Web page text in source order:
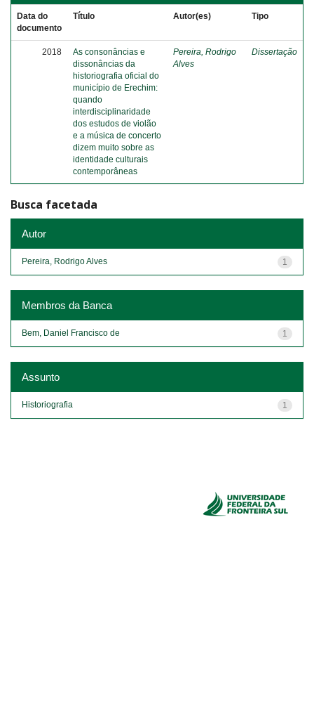
Data do
documento
Título Autor(es) Tipo
2018
As consonâncias e
dissonâncias da
historiografia oficial do
município de Erechim:
quando
interdisciplinaridade
dos estudos de violão
e a música de concerto
dizem muito sobre as
identidade culturais
contemporâneas
Pereira, Rodrigo
Alves
Dissertação
Busca facetada
Autor
1
Pereira, Rodrigo Alves
Membros da Banca
1
Bem, Daniel Francisco de
Assunto
1
Historiografia